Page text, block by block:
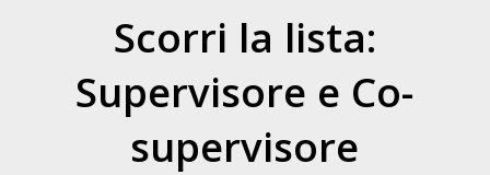
Scorri la lista:
Supervisore e Co-
supervisore